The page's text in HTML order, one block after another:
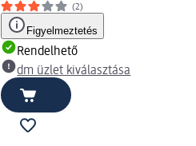
(2)
Figyelmeztetés
Rendelhető
dm üzlet kiválasztása